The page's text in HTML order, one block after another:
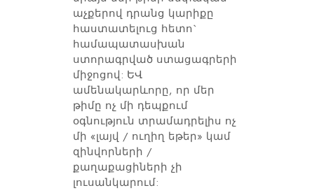
աչքերով դրանց կարիքը
հաստատելուց հետո`
համապատասխան
ստորագրված ստացագրերի
միջոցով: ԵՎ
ամենակարևորը, որ մեր
թիմը ոչ մի դեպքում
օգնություն տրամադրելիս ոչ
մի «լայվ / ուղիղ եթեր» կամ
զինվորների /
քաղաքացիների չի
լուսանկարում: